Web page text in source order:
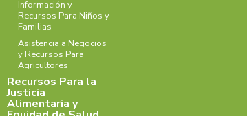
Información y
Recursos Para Niños y
Familias
Asistencia a Negocios
y Recursos Para
Agricultores
Recursos Para la
Justicia
Alimentaria y